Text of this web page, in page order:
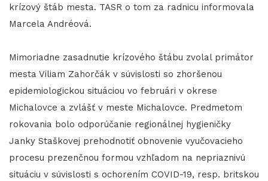
krízový štáb mesta. TASR o tom za radnicu informovala
Marcela Andréová.
Mimoriadne zasadnutie krízového štábu zvolal primátor
mesta Viliam Zahorčák v súvislosti so zhoršenou
epidemiologickou situáciou vo februári v okrese
Michalovce a zvlášť v meste Michalovce. Predmetom
rokovania bolo odporúčanie regionálnej hygieničky
Janky Staškovej prehodnotiť obnovenie vyučovacieho
procesu prezenčnou formou vzhľadom na nepriaznivú
situáciu v súvislosti s ochorením COVID-19, resp. britskou